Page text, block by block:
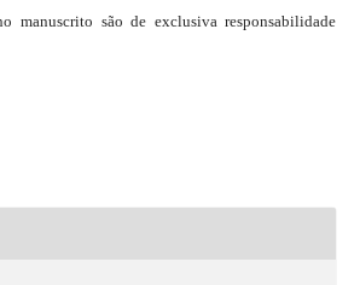
manuscrito são de exclusiva responsabilidade